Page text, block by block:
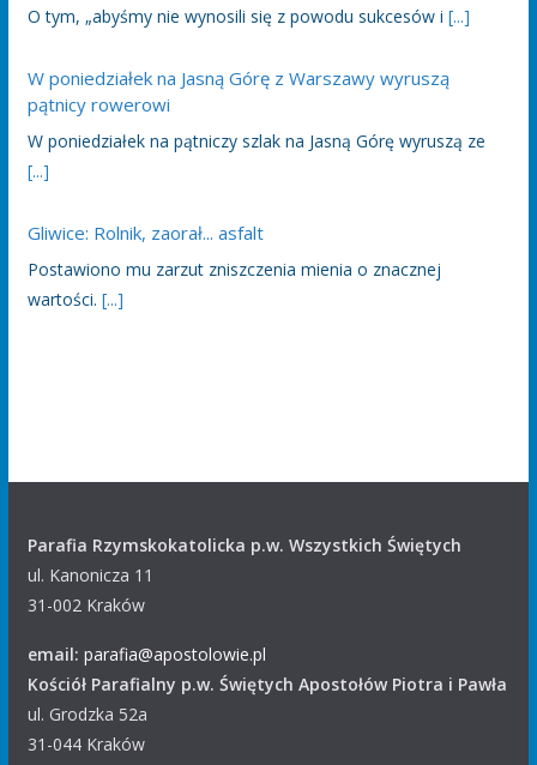
O tym, „abyśmy nie wynosili się z powodu sukcesów i [...]
W poniedziałek na Jasną Górę z Warszawy wyruszą
pątnicy rowerowi
W poniedziałek na pątniczy szlak na Jasną Górę wyruszą ze
[...]
Gliwice: Rolnik, zaorał... asfalt
Postawiono mu zarzut zniszczenia mienia o znacznej
wartości. [...]
Parafia Rzymskokatolicka p.w. Wszystkich Świętych
ul. Kanonicza 11
31-002 Kraków
email: parafia@apostolowie.pl
Kościół Parafialny p.w. Świętych Apostołów Piotra i Pawła
ul. Grodzka 52a
31-044 Kraków